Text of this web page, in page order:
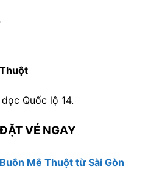
Quốc lộ 14.
VÉ NGAY
Mê Thuột từ Sài Gòn